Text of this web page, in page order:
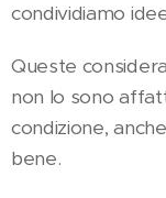
condividiamo
Queste
non lo sono
condizione,
bene.